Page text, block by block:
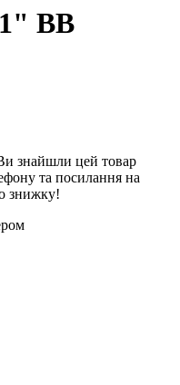
ВВ
знайшли цей товар
та посилання на
знижку!